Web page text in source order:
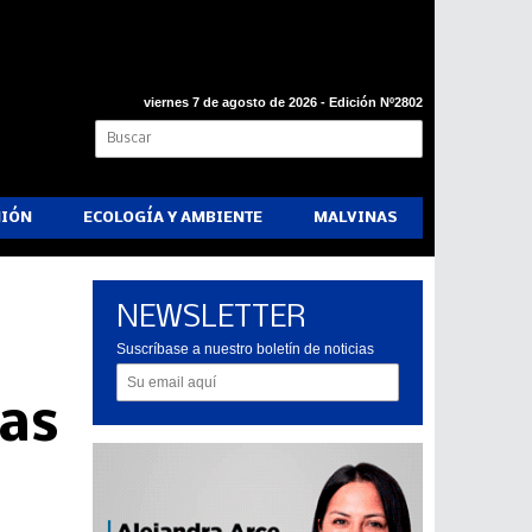
viernes 7 de agosto de 2026 - Edición Nº2802
ECOLOGÍA Y AMBIENTE MALVINAS
NEWSLETTER
Suscríbase a nuestro boletín de noticias